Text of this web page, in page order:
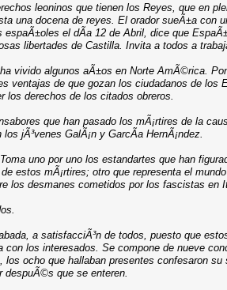
leoninos que tienen los Reyes, que en
una docena de reyes. El orador sueÃ±a con
el dÃ­a 12 de Abril, dice que
libertades de Castilla. Invita a todos a
vivido algunos aÃ±os en Norte AmÃ©rica.
ventajas de que gozan los ciudadanos de
los derechos de los citados obreros.
que han pasado los mÃ¡rtires de la
jÃ³venes GalÃ¡n y GarcÃ­a HernÃ¡ndez.
uno por uno los estandartes que han
estos mÃ¡rtires; otro que representa el
los desmanes cometidos por los fascistas en
a satisfacciÃ³n de todos, puesto que
con los interesados. Se compone de nueve
ocho que hallaban presentes confesaron
despuÃ©s que se enteren.